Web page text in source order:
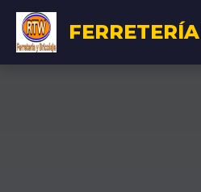
FERRETERÍA